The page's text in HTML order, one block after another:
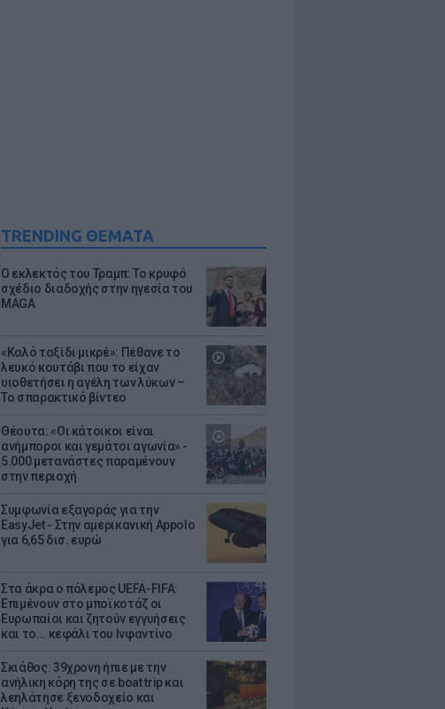
TRENDING ΘΕΜΑΤΑ
Ο εκλεκτός του Τραμπ: Το κρυφό
σχέδιο διαδοχής στην ηγεσία του
MAGA
«Καλό ταξίδι μικρέ»: Πέθανε το
λευκό κουτάβι που το είχαν
υιοθετήσει η αγέλη των λύκων –
Το σπαρακτικό βίντεο
Θέουτα: «Οι κάτοικοι είναι
ανήμποροι και γεμάτοι αγωνία» -
5.000 μετανάστες παραμένουν
στην περιοχή
Συμφωνία εξαγοράς για την
EasyJet - Στην αμερικανική Appolo
για 6,65 δισ. ευρώ
Στα άκρα ο πόλεμος UEFA-FIFA:
Επιμένουν στο μποϊκοτάζ οι
Ευρωπαίοι και ζητούν εγγυήσεις
και το... κεφάλι του Ινφαντίνο
Σκιάθος: 39χρονη ήπιε με την
ανήλικη κόρη της σε boat trip και
λεηλάτησε ξενοδοχείο και